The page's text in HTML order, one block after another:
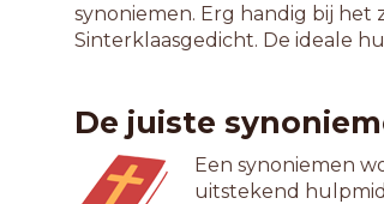
synoniemen. Erg handig bij het
Sinterklaasgedicht. De ideale
De juiste
Een synoniemen
uitstekend